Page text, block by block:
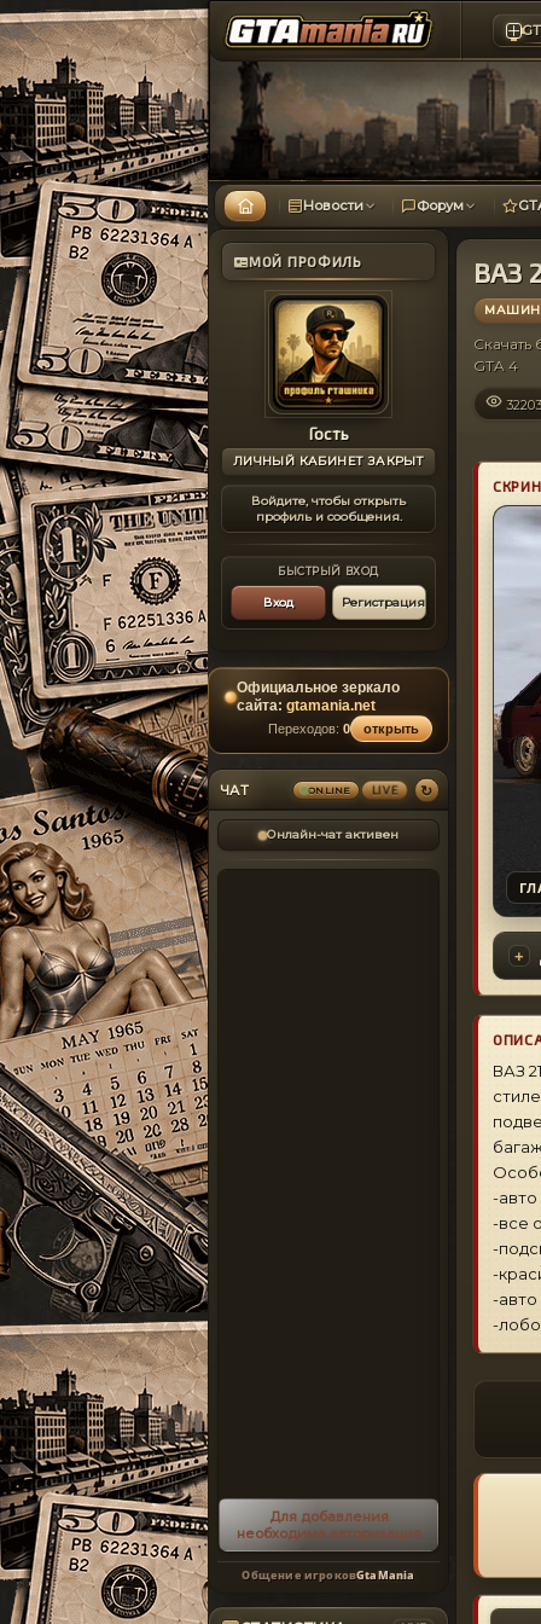
Новости Форум
МОЙ ПРОФИЛЬ
Гость
ЛИЧНЫЙ КАБИНЕТ ЗАКРЫТ
Войдите, чтобы открыть
профиль и сообщения.
БЫСТРЫЙ ВХОД
Вход Регистрация
Официальное зеркало
сайта: gtamania.net
Переходов: 0 открыть
ЧАТ ONLINE LIVE ↻
Онлайн-чат активен
Для добавления
необходима авторизация
Общение игроковGtaMania
ВАЗ
Скачать
GTA 4
32203
ВАЗ
-
-все
-
-
-авто
-